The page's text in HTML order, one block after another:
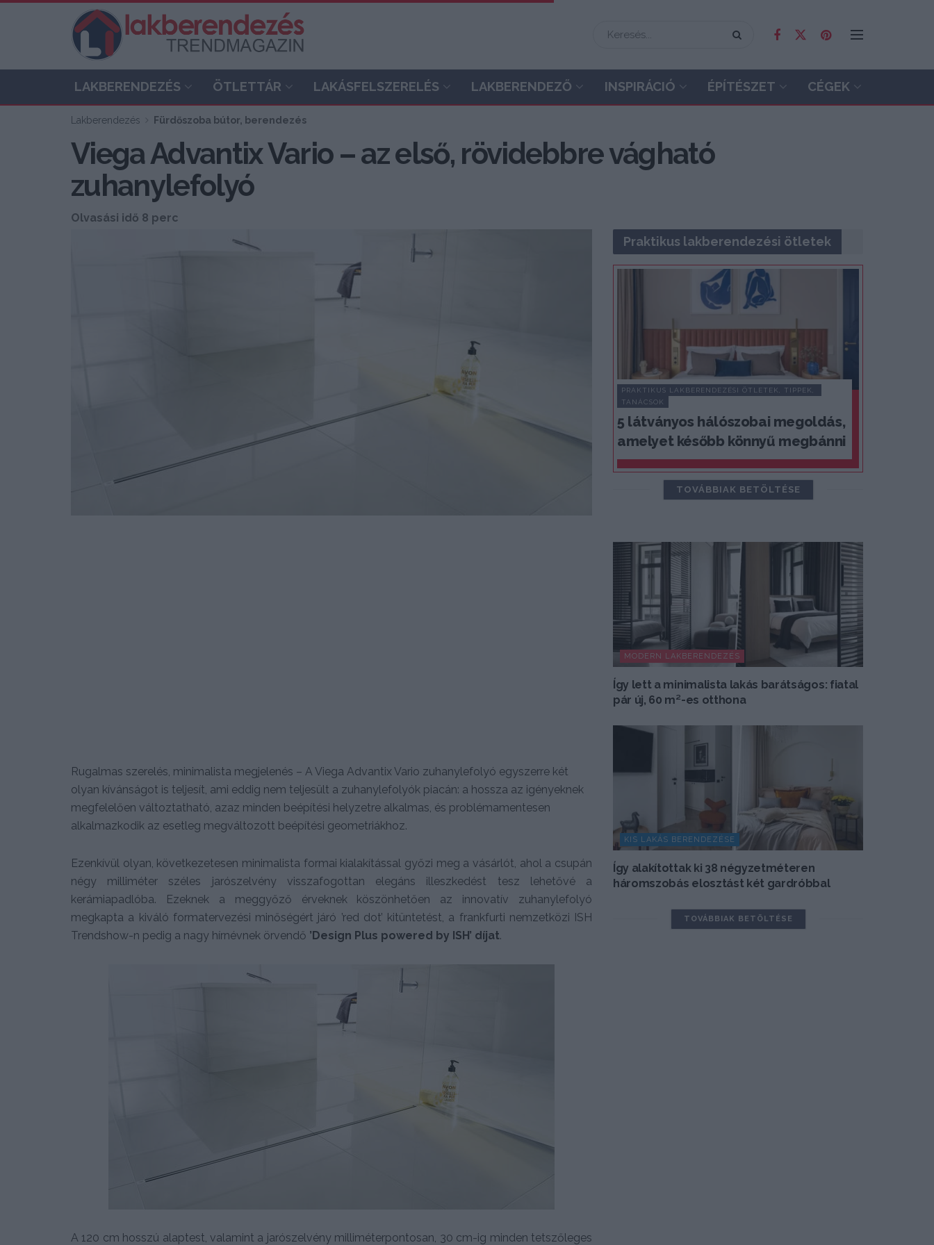
LAKBERENDEZÉS ÖTLETTÁR LAKÁSFELSZERELÉS LAKBERENDEZŐ INSPIRÁCIÓ ÉPÍTÉSZET CÉGEK
Lakberendezés Fürdőszoba bútor, berendezés
Viega Advantix Vario – az első, rövidebbre vágható
zuhanylefolyó
Olvasási idő 8 perc
Rugalmas szerelés, minimalista megjelenés – A Viega Advantix Vario zuhanylefolyó egyszerre két
olyan kívánságot is teljesít, ami eddig nem teljesült a zuhanylefolyók piacán: a hossza az igényeknek
megfelelően változtatható, azaz minden beépítési helyzetre alkalmas, és problémamentesen
alkalmazkodik az esetleg megváltozott beépítési geometriákhoz.
Ezenkívül olyan, következetesen minimalista formai kialakítással győzi meg a vásárlót, ahol a csupán
négy milliméter széles jarószelvény visszafogottan elegáns illeszkedést tesz lehetővé a
kerámiapadlóba. Ezeknek a meggyőző érveknek köszönhetően az innovatív zuhanylefolyó
megkapta a kiváló formatervezési minőségért járó ’red dot’ kitüntetést, a frankfurti nemzetközi ISH
Trendshow-n pedig a nagy hírnévnek örvendő ’Design Plus powered by ISH’ díjat.
A 120 cm hosszú alaptest, valamint a jarószelvény milliméterpontosan, 30 cm-ig minden tetszőleges
Praktikus lakberendezési ötletek
PRAKTIKUS LAKBERENDEZÉSI ÖTLETEK, TIPPEK,
TANÁCSOK
5 látványos hálószobai megoldás,
amelyet később könnyű megbánni
TOVÁBBIAK BETÖLTÉSE
MODERN LAKBERENDEZÉS
Így lett a minimalista lakás barátságos: fiatal
pár új, 60 m²-es otthona
KIS LAKÁS BERENDEZÉSE
Így alakítottak ki 38 négyzetméteren
háromszobás elosztást két gardróbbal
TOVÁBBIAK BETÖLTÉSE